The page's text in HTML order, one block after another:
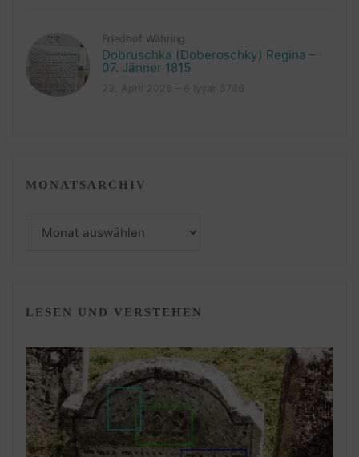
Friedhof Währing
Dobruschka (Doberoschky) Regina –
07. Jänner 1815
MONATSARCHIV
LESEN UND VERSTEHEN